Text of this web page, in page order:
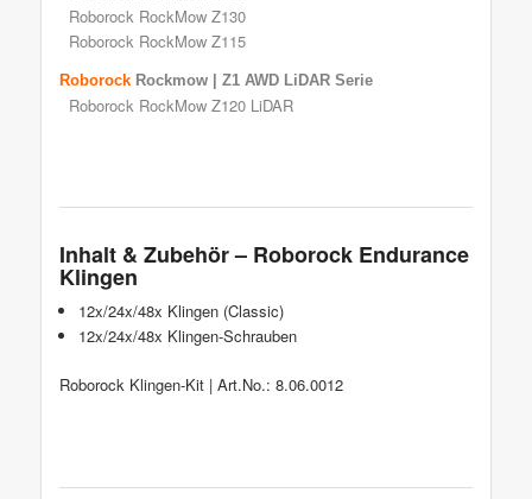
Roborock RockMow Z130
Roborock RockMow Z115
Roborock Rockmow | Z1 AWD LiDAR Serie
Roborock RockMow Z120 LiDAR
Inhalt & Zubehör – Roborock Endurance
Klingen
12x/24x/48x Klingen (Classic)
12x/24x/48x Klingen-Schrauben
Roborock Klingen-Kit | Art.No.: 8.06.0012